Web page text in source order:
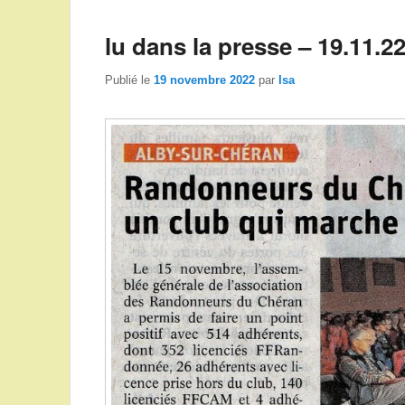
lu dans la presse – 19.11.22
Publié le 19 novembre 2022 par Isa